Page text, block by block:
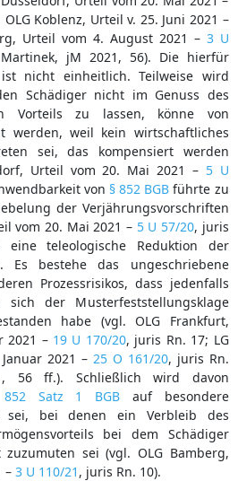
Koblenz, Urteil v. 25. Juni 2021 –
Urteil vom 4. August 2021 – 3 U
jM 2021, 56). Die hierfür
nicht einheitlich. Teilweise wird
Schädiger nicht im Genuss des
Vorteils zu lassen, könne von
werden, weil kein wirtschaftliches
sei, das kompensiert werden
Urteil vom 20. Mai 2021 – 5 U
von § 852 BGB führte zu
der Verjährungsvorschriften
vom 20. Mai 2021 – 5 U 57/20, juris
eine teleologische Reduktion der
Es bestehe das ungeschriebene
Prozessrisikos, dass jedenfalls
der Musterfeststellungsklage
habe (vgl. OLG Frankfurt,
2021 – 19 U 170/20, juris Rn. 17; LG
2021 – 25 O 161/20, juris Rn.
56 ff.). Schließlich wird davon
Satz 1 BGB auf besondere
sei, bei denen ein Verbleib des
bei dem Schädiger
sei (vgl. OLG Bamberg,
– 3 U 110/21 , juris Rn. 10).